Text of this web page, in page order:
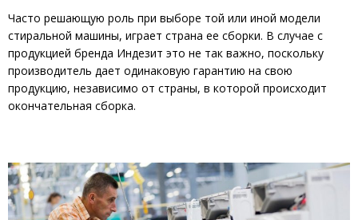
Часто решающую роль при выборе той или иной модели
стиральной машины, играет страна ее сборки. В случае с
продукцией бренда Индезит это не так важно, поскольку
производитель дает одинаковую гарантию на свою
продукцию, независимо от страны, в которой происходит
окончательная сборка.